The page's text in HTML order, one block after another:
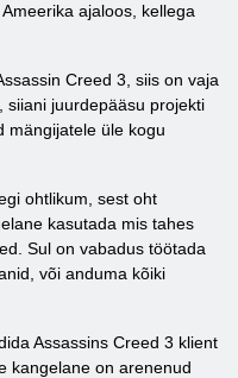
ajaloos, kellega
Creed 3, siis on vaja
siiani juurdepääsu projekti
mängijatele üle kogu
ohtlikum, sest oht
kasutada mis tahes
Sul on vabadus töötada
või anduma kõiki
Assassins Creed 3 klient
kangelane on arenenud